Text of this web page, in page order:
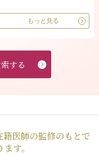
もっと見る
する
医師の監修のもとで
す。